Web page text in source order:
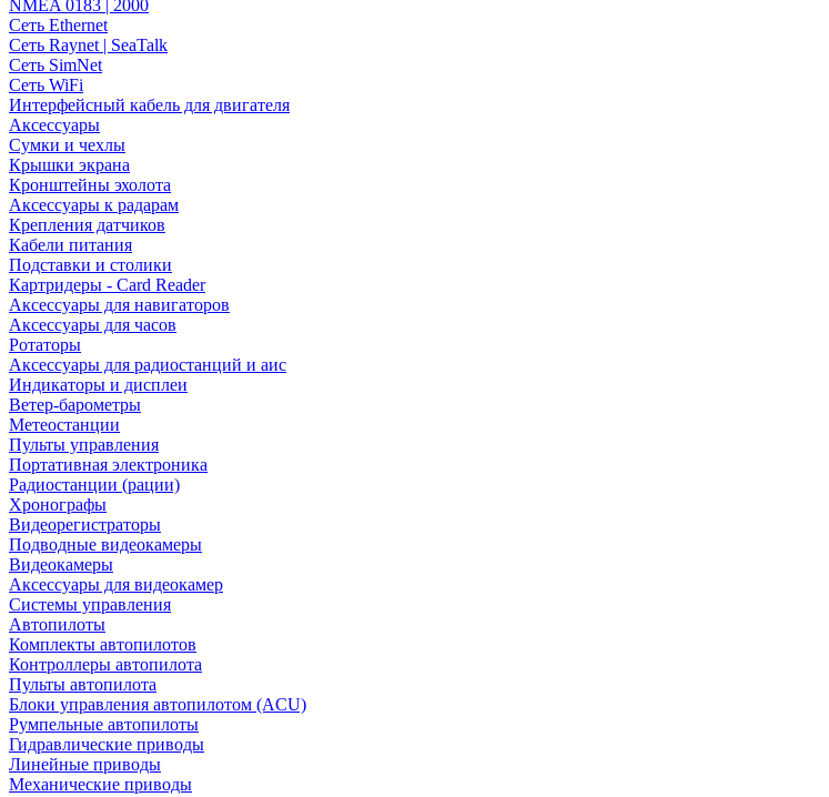
NMEA 0183 | 2000
Сеть Ethernet
Сеть Raynet | SeaTalk
Сеть SimNet
Сеть WiFi
Интерфейсный кабель для двигателя
Аксессуары
Сумки и чехлы
Крышки экрана
Кронштейны эхолота
Аксессуары к радарам
Крепления датчиков
Кабели питания
Подставки и столики
Картридеры - Card Reader
Аксессуары для навигаторов
Аксессуары для часов
Ротаторы
Аксессуары для радиостанций и аис
Индикаторы и дисплеи
Ветер-барометры
Метеостанции
Пульты управления
Портативная электроника
Радиостанции (рации)
Хронографы
Видеорегистраторы
Подводные видеокамеры
Видеокамеры
Аксессуары для видеокамер
Системы управления
Автопилоты
Комплекты автопилотов
Контроллеры автопилота
Пульты автопилота
Блоки управления автопилотом (ACU)
Румпельные автопилоты
Гидравлические приводы
Линейные приводы
Механические приводы